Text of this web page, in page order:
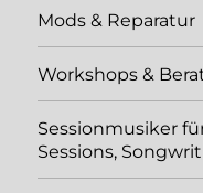
Mods & Reparatur
Workshops &
Sessionmusiker
Sessions,